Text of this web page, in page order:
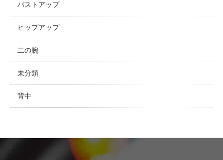
バストアップ
ヒップアップ
二の腕
未分類
背中